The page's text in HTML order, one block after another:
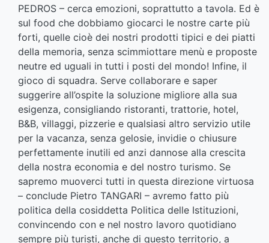
PEDROS – cerca emozioni, soprattutto a tavola. Ed è
sul food che dobbiamo giocarci le nostre carte più
forti, quelle cioè dei nostri prodotti tipici e dei piatti
della memoria, senza scimmiottare menù e proposte
neutre ed uguali in tutti i posti del mondo! Infine, il
gioco di squadra. Serve collaborare e saper
suggerire all’ospite la soluzione migliore alla sua
esigenza, consigliando ristoranti, trattorie, hotel,
B&B, villaggi, pizzerie e qualsiasi altro servizio utile
per la vacanza, senza gelosie, invidie o chiusure
perfettamente inutili ed anzi dannose alla crescita
della nostra economia e del nostro turismo. Se
sapremo muoverci tutti in questa direzione virtuosa
– conclude Pietro TANGARI – avremo fatto più
politica della cosiddetta Politica delle Istituzioni,
convincendo con e nel nostro lavoro quotidiano
sempre più turisti, anche di questo territorio, a